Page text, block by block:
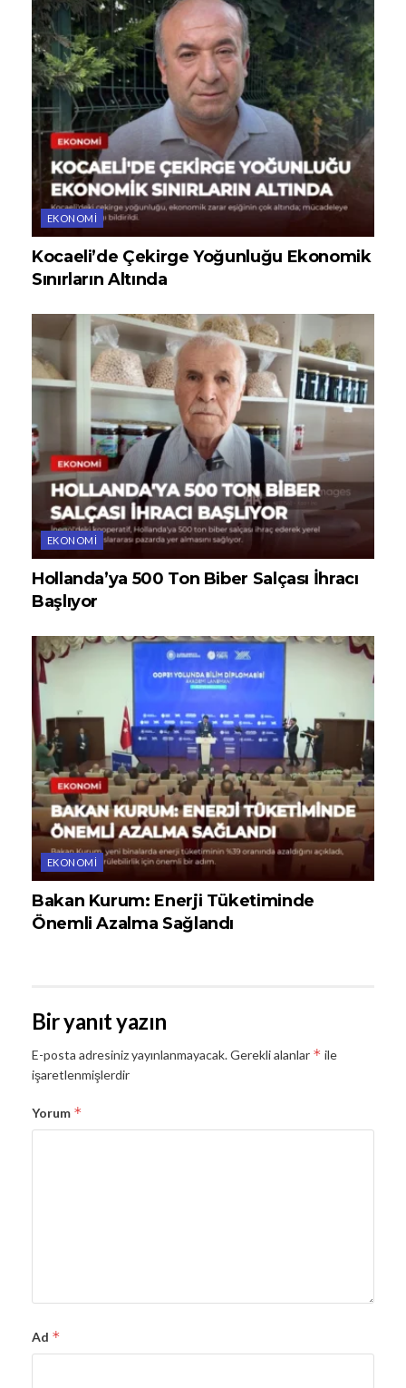
EKONOMI
Kocaeli’de Çekirge Yoğunluğu Ekonomik
Sınırların Altında
EKONOMI
Hollanda’ya 500 Ton Biber Salçası İhracı
Başlıyor
EKONOMI
Bakan Kurum: Enerji Tüketiminde
Önemli Azalma Sağlandı
Bir yanıt yazın
E-posta adresiniz yayınlanmayacak.Gerekli alanlar * ile
işaretlenmişlerdir
Yorum *
Ad *